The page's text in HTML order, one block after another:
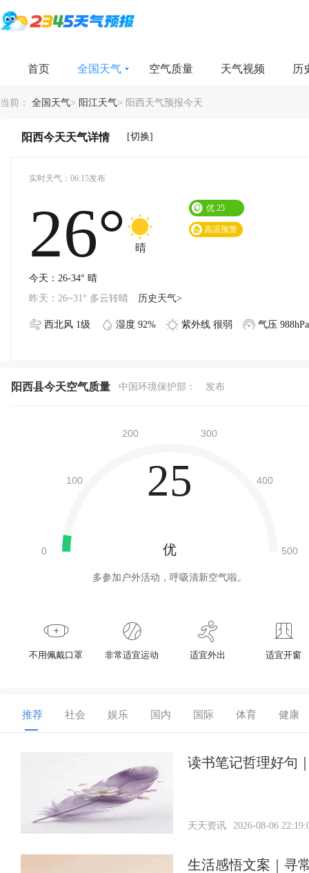
首页 全国天气 空气质量 天气视频 历
当前： 全国天气> 阳江天气> 阳西天气预报今天
阳西今天天气详情 [切换]
实时天气：06:15发布
26° 晴
优 25
高温预警
今天：26-34° 晴
昨天：26~31° 多云转晴
历史天气>
西北风 1级 湿度 92% 紫外线 很弱 气压 988hPa
阳西县今天空气质量 中国环境保护部： 发布
25
优
多参加户外活动，呼吸清新空气啦。
不用佩戴口罩 非常适宜运动 适宜外出 适宜开窗
推荐 社会 娱乐 国内 国际 体育 健康
读书笔记哲理好句
天天资讯 2026-08-06
生活感悟文案｜寻